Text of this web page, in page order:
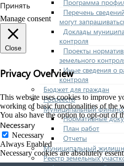
Программа
Перечень
могут
Доклады
контроля
Проекты
земельного
Иные сведения о
контроля
Бюджет для граждан
Росреестр
Муниципальный
Нормативные
План работ
Отчеты
Муниципальный
Реестр земельных
Принять
Manage consent
Close
Privacy Overview
This website uses cookies to improve
working of basic functionalities of the
You also have the option to opt-out of
Necessary
Necessary
Always Enabled
Necessary cookies are absolutely